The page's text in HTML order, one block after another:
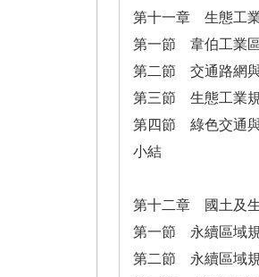
第十一章 生態工
第一節 韋伯工業
第二節 交通路網
第三節 生態工業
第四節 綠色交通
小結
第十二章 國土及
第一節 永續區域
第二節 永續區域